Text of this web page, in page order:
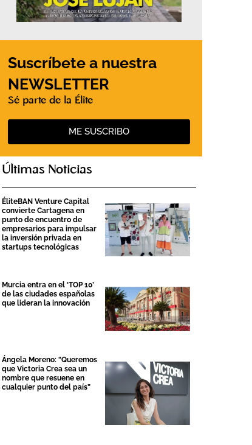
Suscríbete a nuestra
NEWSLETTER
Sé parte de la Élite
ME SUSCRIBO
Últimas Noticias
ÉliteBAN Venture Capital
convierte Cartagena en
punto de encuentro de
empresarios para impulsar
la inversión privada en
startups tecnológicas
Murcia entra en el ‘TOP 10’
de las ciudades españolas
que lideran la innovación
Ángela Moreno: “Queremos
que Victoria Crea sea un
nombre que resuene en
cualquier punto del país”